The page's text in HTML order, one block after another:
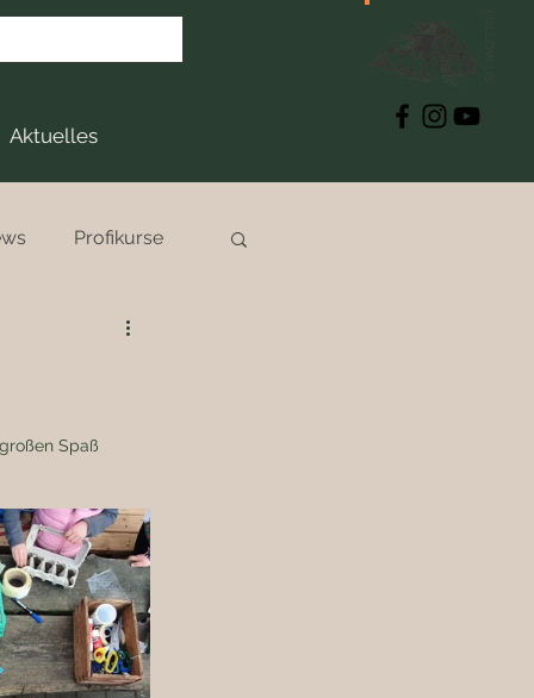
Aktuelles
Profikurse
Spaß